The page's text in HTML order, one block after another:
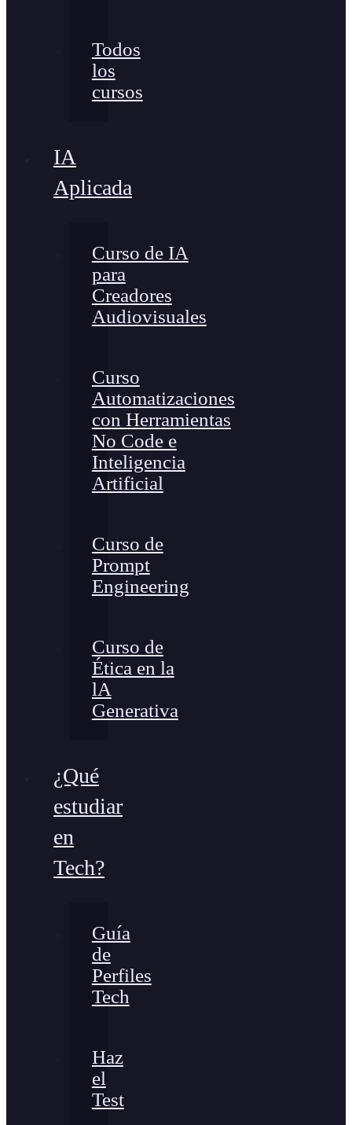
Todos
los
cursos
IA
Aplicada
Curso de IA
para
Creadores
Audiovisuales
Curso
Automatizaciones
con Herramientas
No Code e
Inteligencia
Artificial
Curso de
Prompt
Engineering
Curso de
Ética en la
lA
Generativa
¿Qué
estudiar
en
Tech?
Guía
de
Perfiles
Tech
Haz
el
Test